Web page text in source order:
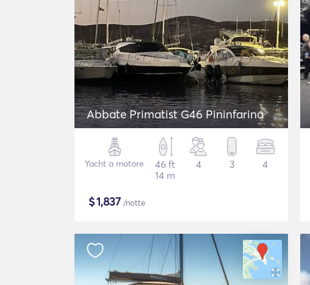
Abbate Primatist G46 Pininfarina
Yacht a motore
46 ft
14 m
4 3 4
$1,837 /notte